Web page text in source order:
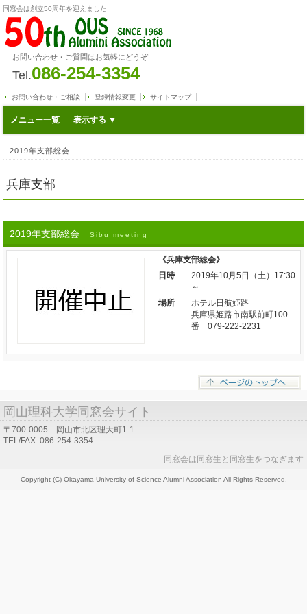
同窓会は創立50周年を迎えました
お問い合わせ・ご質問はお気軽にどうぞ
Tel.086-254-3354
お問い合わせ・ご相談 登録情報変更 サイトマップ
メニュー一覧
2019年支部総会
兵庫支部
2019年支部総会 Sibu meeting
《兵庫支部総会》
日時
2019年10月5日（土）17:30
～
場所
ホテル日航姫路
兵庫県姫路市南駅前町100
番 079-222-2231
同窓会は同窓生と同窓生をつなぎます
岡山理科大学同窓会サイト
〒700-0005 岡山市北区理大町1-1
TEL/FAX: 086-254-3354
Copyright (C) Okayama University of Science Alumni Association All Rights Reserved.